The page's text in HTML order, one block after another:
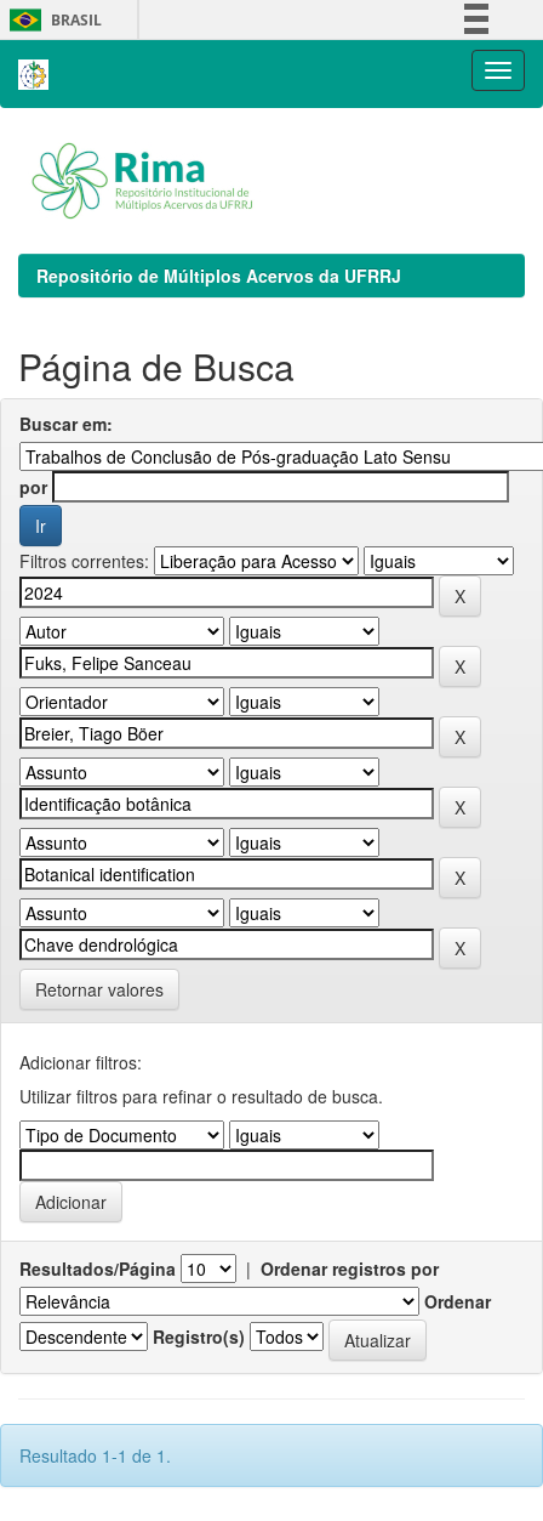
Skip
navigation
BRASIL
Repositório de Múltiplos Acervos da UFRRJ
Página de Busca
Buscar em:
por
Filtros correntes:
Retornar valores
Adicionar filtros:
Utilizar filtros para refinar o resultado de busca.
Resultados/Página | Ordenar registros por
Ordenar
Registro(s)
Resultado 1-1 de 1.